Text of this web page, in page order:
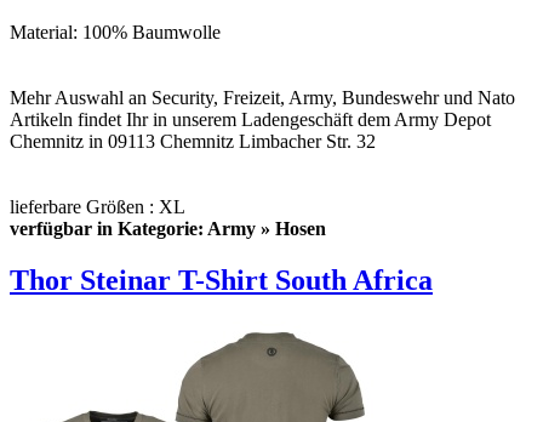
Material: 100% Baumwolle
Mehr Auswahl an Security, Freizeit, Army, Bundeswehr und Nato
Artikeln findet Ihr in unserem Ladengeschäft dem Army Depot
Chemnitz in 09113 Chemnitz Limbacher Str. 32
lieferbare Größen : XL
verfügbar in Kategorie: Army » Hosen
Thor Steinar T-Shirt South Africa